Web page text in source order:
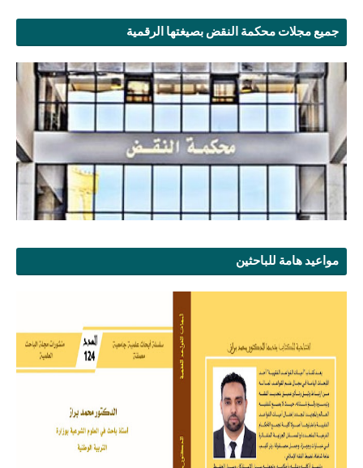
جميع مجلات محكمة النقض بصيغتها الرقمية
مواعيد هامة للباحثين